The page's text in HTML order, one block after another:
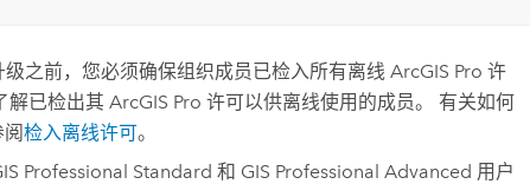
级之前，您必须确保组织成员已检入所有离线 ArcGIS Pro 许
解已检出其 ArcGIS Pro 许可以供离线使用的成员。 有关如何
检入离线许可。
Professional Standard 和 GIS Professional Advanced 用户